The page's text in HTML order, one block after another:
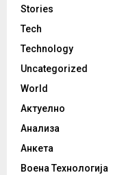
Stories
Tech
Technology
Uncategorized
World
Актуелно
Анализа
Анкета
Воена Технологија